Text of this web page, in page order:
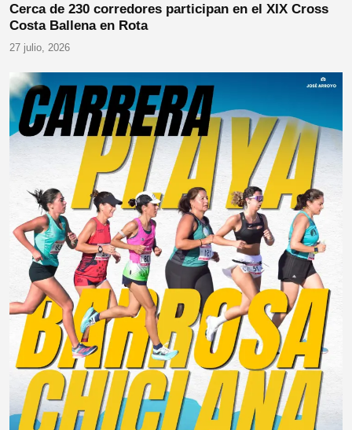
Cerca de 230 corredores participan en el XIX Cross
Costa Ballena en Rota
27 julio, 2026